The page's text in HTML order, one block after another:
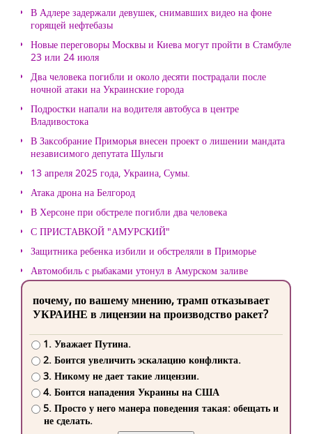
В Адлере задержали девушек, снимавших видео на фоне
горящей нефтебазы
Новые переговоры Москвы и Киева могут пройти в Стамбуле
23 или 24 июля
Два человека погибли и около десяти пострадали после
ночной атаки на Украинские города
Подростки напали на водителя автобуса в центре
Владивостока
В Заксобрание Приморья внесен проект о лишении мандата
независимого депутата Шульги
13 апреля 2025 года, Украина, Сумы.
Атака дрона на Белгород
В Херсоне при обстреле погибли два человека
С ПРИСТАВКОЙ "АМУРСКИЙ"
Защитника ребенка избили и обстреляли в Приморье
Автомобиль с рыбаками утонул в Амурском заливе
почему, по вашему мнению, трамп отказывает
УКРАИНЕ в лицензии на производство ракет?
1. Уважает Путина.
2. Боится увеличить эскалацию конфликта.
3. Никому не дает такие лицензии.
4. Боится нападения Украины на США
5. Просто у него манера поведения такая: обещать и
не сделать.